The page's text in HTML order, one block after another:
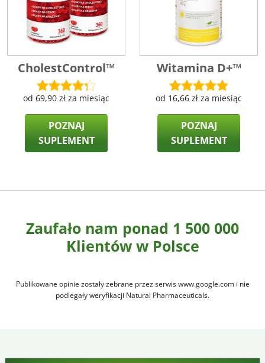
CholestControl™
od 69,90 zł za miesiąc
POZNAJ
SUPLEMENT
Witamina D+™
od 16,66 zł za miesiąc
POZNAJ
SUPLEMENT
Zaufało nam ponad 1 500 000
Klientów w Polsce
Publikowane opinie zostały zebrane przez serwis www.google.com i nie
podlegały weryfikacji Natural Pharmaceuticals.